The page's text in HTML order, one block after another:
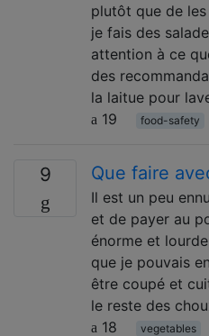
plutôt que de
je fais des
attention à ce
des
la laitue pour
19
food-safety
9 Que faire
Il est un peu
et de payer au
énorme et
que je pouvais
être coupé et
le reste des
18
vegetables